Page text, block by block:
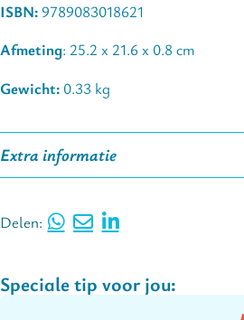
ISBN:9789083018621
Afmeting: 25.2 x 21.6 x 0.8 cm
Gewicht: 0.33 kg
Extra informatie
Delen:
Speciale tip voor jou: